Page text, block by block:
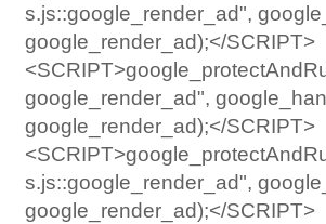
s.js::google_render_ad",
google_render_ad);</SCRIPT>
google_render_ad",
google_render_ad);</SCRIPT>
s.js::google_render_ad",
google_render_ad);</SCRIPT>